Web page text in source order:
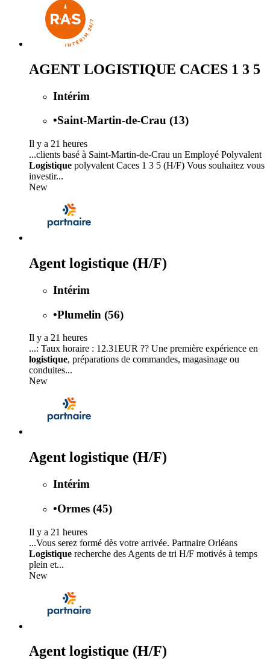
AGENT LOGISTIQUE CACES 1 3 5
Intérim
•Saint-Martin-de-Crau (13)
Il y a 21 heures
...clients basé à Saint-Martin-de-Crau un Employé Polyvalent
Logistique polyvalent Caces 1 3 5 (H/F) Vous souhaitez vous
investir...
New
Agent logistique (H/F)
Intérim
•Plumelin (56)
Il y a 21 heures
...: Taux horaire : 12.31EUR ?? Une première expérience en
logistique, préparations de commandes, magasinage ou
conduites...
New
Agent logistique (H/F)
Intérim
•Ormes (45)
Il y a 21 heures
...Vous serez formé dès votre arrivée. Partnaire Orléans
Logistique recherche des Agents de tri H/F motivés à temps
plein et...
New
Agent logistique (H/F)